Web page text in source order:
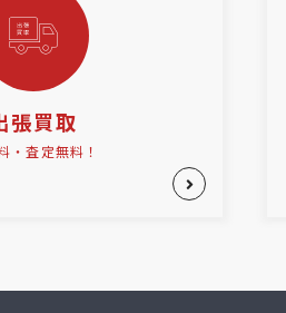
張買取
・査定無料！